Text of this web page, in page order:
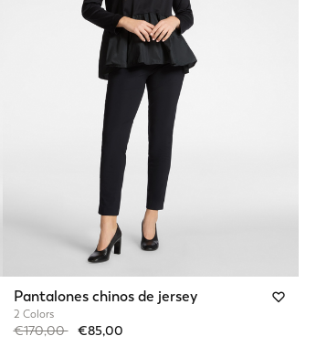
Pantalones chinos de jersey
2 Colors
Price reduced from
€170,00to€85,00